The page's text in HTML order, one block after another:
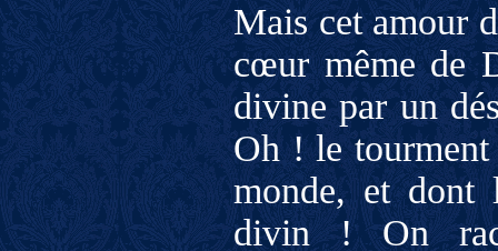
Mais cet amour
cœur même de
divine par un
Oh ! le tourment
monde, et dont
divin ! On